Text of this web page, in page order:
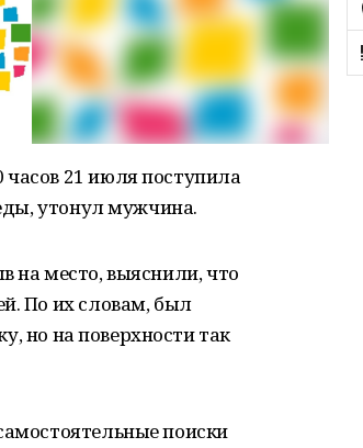
21 июля поступила
утонул мужчина.
на место, выяснили, что
По их словам, был
но на поверхности так
поиски